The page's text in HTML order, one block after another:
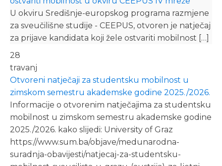
U okviru Središnje-europskog programa razmjene
za sveučilišne studije - CEEPUS, otvoren je natječaj
za prijave kandidata koji žele ostvariti mobilnost […]
28
travanj
Otvoreni natječaji za studentsku mobilnost u
zimskom semestru akademske godine 2025./2026.
Informacije o otvorenim natječajima za studentsku
mobilnost u zimskom semestru akademske godine
2025./2026. kako slijedi: University of Graz
https://www.sum.ba/objave/medunarodna-
suradnja-obavijesti/natjecaj-za-studentsku-